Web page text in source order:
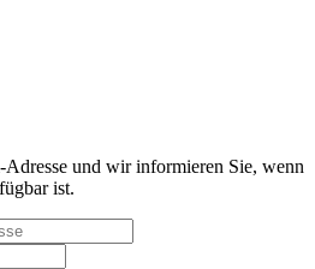
und wir informieren Sie, wenn
ist.